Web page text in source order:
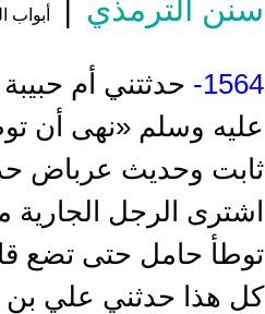
أبواب
1564-
حدثتني أم
عليه وسلم «نهى أن
ثابت وحديث عرباض
اشترى الرجل
توطأ حامل حتى تضع
كل هذا حدثني علي